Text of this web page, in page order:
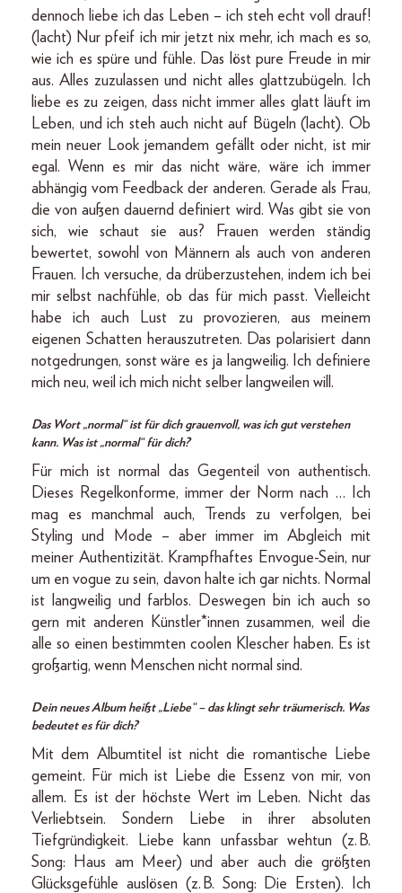
dennoch liebe ich das Leben – ich steh echt voll drauf!
(lacht) Nur pfeif ich mir jetzt nix mehr, ich mach es so,
wie ich es spüre und fühle. Das löst pure Freude in mir
aus. Alles zuzulassen und nicht alles glattzubügeln. Ich
liebe es zu zeigen, dass nicht immer alles glatt läuft im
Leben, und ich steh auch nicht auf Bügeln (lacht). Ob
mein neuer Look jemandem gefällt oder nicht, ist mir
egal. Wenn es mir das nicht wäre, wäre ich immer
abhängig vom Feedback der anderen. Gerade als Frau,
die von außen dauernd definiert wird. Was gibt sie von
sich, wie schaut sie aus? Frauen werden ständig
bewertet, sowohl von Männern als auch von anderen
Frauen. Ich versuche, da drüberzustehen, indem ich bei
mir selbst nachfühle, ob das für mich passt. Vielleicht
habe ich auch Lust zu provozieren, aus meinem
eigenen Schatten herauszutreten. Das polarisiert dann
notgedrungen, sonst wäre es ja langweilig. Ich definiere
mich neu, weil ich mich nicht selber langweilen will.
Das Wort „normal“ ist für dich grauenvoll, was ich gut verstehen
kann. Was ist „normal“ für dich?
Für mich ist normal das Gegenteil von authentisch.
Dieses Regelkonforme, immer der Norm nach … Ich
mag es manchmal auch, Trends zu verfolgen, bei
Styling und Mode – aber immer im Abgleich mit
meiner Authentizität. Krampfhaftes Envogue-Sein, nur
um en vogue zu sein, davon halte ich gar nichts. Normal
ist langweilig und farblos. Deswegen bin ich auch so
gern mit anderen Künstler*innen zusammen, weil die
alle so einen bestimmten coolen Klescher haben. Es ist
großartig, wenn Menschen nicht normal sind.
Dein neues Album heißt „Liebe“ – das klingt sehr träumerisch. Was
bedeutet es für dich?
Mit dem Albumtitel ist nicht die romantische Liebe
gemeint. Für mich ist Liebe die Essenz von mir, von
allem. Es ist der höchste Wert im Leben. Nicht das
Verliebtsein. Sondern Liebe in ihrer absoluten
Tiefgründigkeit. Liebe kann unfassbar wehtun (z. B.
Song: Haus am Meer) und aber auch die größten
Glücksgefühle auslösen (z. B. Song: Die Ersten). Ich